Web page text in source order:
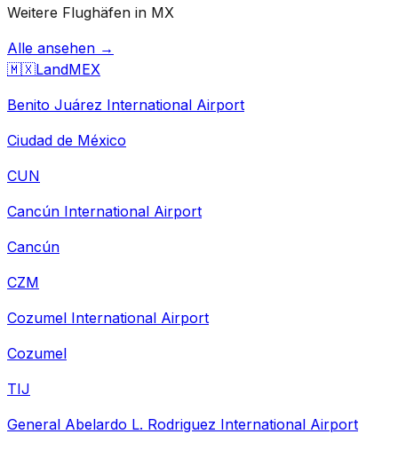
Weitere Flughäfen in MX
Alle ansehen →
🇲🇽LandMEX
Benito Juárez International Airport
Ciudad de México
CUN
Cancún International Airport
Cancún
CZM
Cozumel International Airport
Cozumel
TIJ
General Abelardo L. Rodriguez International Airport